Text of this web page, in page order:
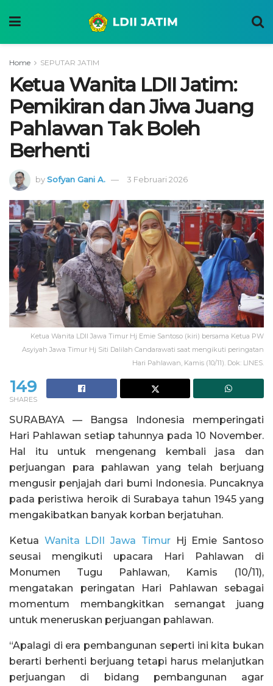
Home SEPUTAR JATIM
Ketua Wanita LDII Jatim:
Pemikiran dan Jiwa Juang
Pahlawan Tak Boleh
Berhenti
bySofyan Gani A. 3 Februari 2026
Ketua Wanita LDII Jawa Timur Hj Emie Santoso (kiri) bersama Ketua PW
Asyiyah Jawa Timur Hj Siti Dalilah Candarawati saat mengikuti peringatan
Hari Pahlawan, Kamis (10/11). Dok: LINES.
149
SHARES
SURABAYA — Bangsa Indonesia memperingati
Hari Pahlawan setiap tahunnya pada 10 November.
Hal itu untuk mengenang kembali jasa dan
perjuangan para pahlawan yang telah berjuang
mengusir penjajah dari bumi Indonesia. Puncaknya
pada peristiwa heroik di Surabaya tahun 1945 yang
mengakibatkan banyak korban berjatuhan.
Ketua Wanita LDII Jawa TimurHj Emie Santoso
seusai mengikuti upacara Hari Pahlawan di
Monumen Tugu Pahlawan, Kamis (10/11),
mengatakan peringatan Hari Pahlawan sebagai
momentum membangkitkan semangat juang
untuk meneruskan perjuangan pahlawan.
“Apalagi di era pembangunan seperti ini kita bukan
berarti berhenti berjuang tetapi harus melanjutkan
perjuangan di bidang pembangunan agar